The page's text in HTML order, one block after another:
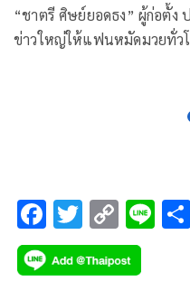
“ชาตรี ศิษย์ยอดธง” ผู้ก่อตั้ง
ข่าวใหญ่ให้แฟนหมัดมวยทั่วโ
เมืองนนท์” และซูเปอร์สตาร์
F
ac
e
T
wi
tt
C
o
p
Li